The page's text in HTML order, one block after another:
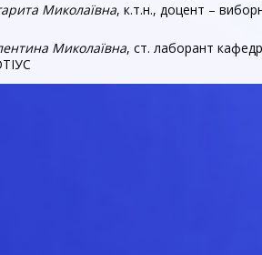
Миколаївна, к.т.н., доцент –
Миколаївна, ст. лаборант